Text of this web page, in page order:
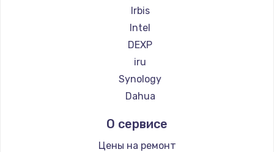
1260 руб.
Заказать
Заказать
Irbis
Intel
DEXP
iru
Synology
Dahua
О сервисе
Цены на ремонт